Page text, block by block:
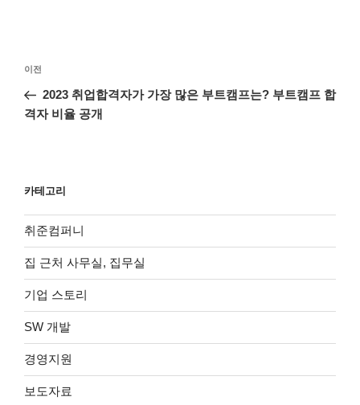
색
이
전
글
이전
2023 취업합격자가 가장 많은 부트캠프는? 부트캠프 합
격자 비율 공개
카테고리
취준컴퍼니
집 근처 사무실, 집무실
기업 스토리
SW 개발
경영지원
보도자료